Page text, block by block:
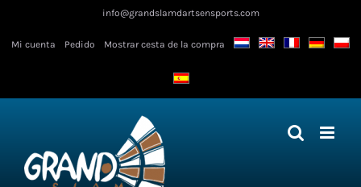
contenido
info@grandslamdartsensports.com
Mi cuenta Pedido Mostrar cesta de la compra